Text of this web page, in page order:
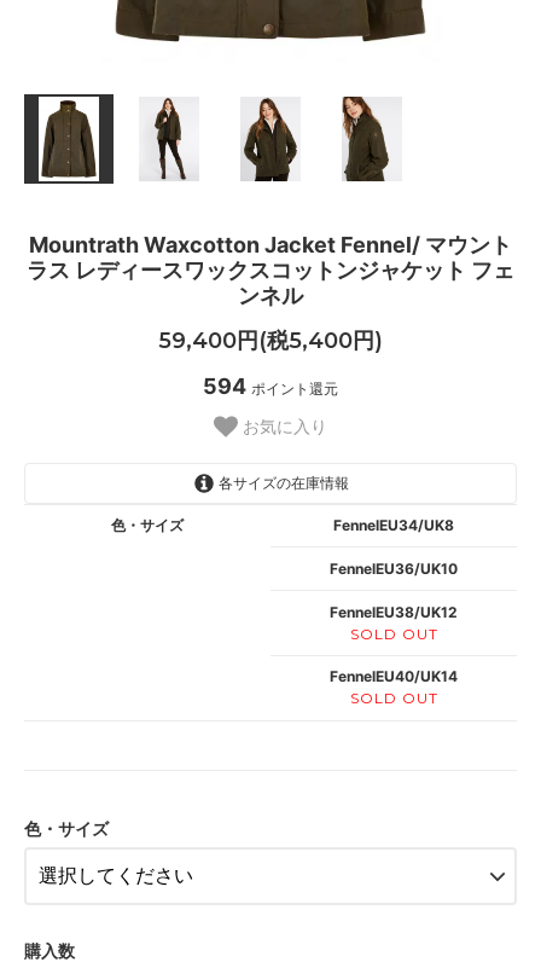
Mountrath Waxcotton Jacket Fennel/ マウント
ラス レディースワックスコットンジャケット フェ
ンネル
59,400円(税5,400円)
594 ポイント還元
お気に入り
各サイズの在庫情報
色・サイズ FennelEU34/UK8
FennelEU36/UK10
FennelEU38/UK12
SOLD OUT
FennelEU40/UK14
SOLD OUT
色・サイズ
購入数